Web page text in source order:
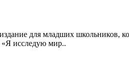
для младших школьников,
«Я исследую мир..